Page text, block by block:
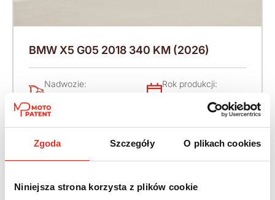
Zgoda Szczegóły O plikach cookies
Niniejsza strona korzysta z plików cookie
BMW X5 G05 2018 340 KM (2026)
Nadwozie:
Rok produkcji:
Napęd:
4x4 stały
Skrzynia:
Automatyczna
Diesel
340